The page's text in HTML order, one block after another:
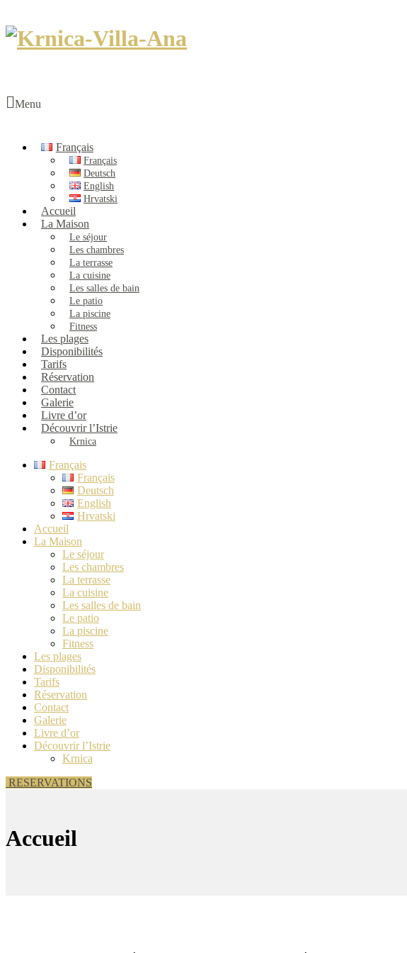
Menu
Français
Français
Deutsch
English
Hrvatski
Accueil
La Maison
Le séjour
Les chambres
La terrasse
La cuisine
Les salles de bain
Le patio
La piscine
Fitness
Les plages
Disponibilités
Tarifs
Réservation
Contact
Galerie
Livre d’or
Découvrir l’Istrie
Krnica
Français
Français
Deutsch
English
Hrvatski
Accueil
La Maison
Le séjour
Les chambres
La terrasse
La cuisine
Les salles de bain
Le patio
La piscine
Fitness
Les plages
Disponibilités
Tarifs
Réservation
Contact
Galerie
Livre d’or
Découvrir l’Istrie
Krnica
RESERVATIONS
Accueil